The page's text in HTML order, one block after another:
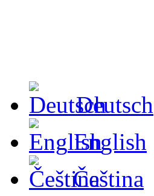
Deutsch
English
Čeština